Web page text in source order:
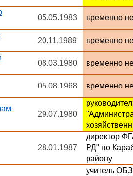
05.05.1983 временно
20.11.1989 временно
08.03.1980 временно
05.08.1968 временно
29.07.1980
28.01.1987
директор
РД" по
району
учитель